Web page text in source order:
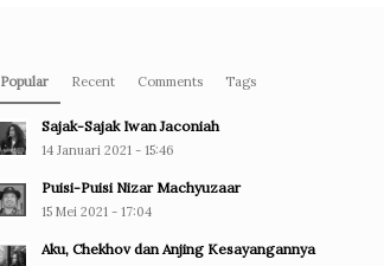
Popular Recent Comments Tags
Sajak-Sajak Iwan Jaconiah
14 Januari 2021 - 15:46
Puisi-Puisi Nizar Machyuzaar
15 Mei 2021 - 17:04
Aku, Chekhov dan Anjing Kesayangannya